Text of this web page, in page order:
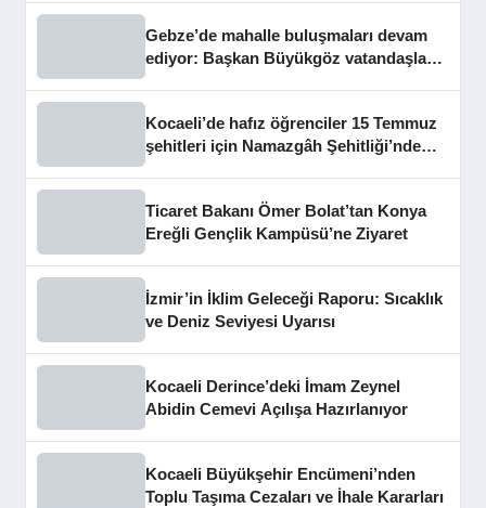
Gebze’de mahalle buluşmaları devam
ediyor: Başkan Büyükgöz vatandaşları
Kocaeli’de hafız öğrenciler 15 Temmuz
şehitleri için Namazgâh Şehitliği’nde
Ticaret Bakanı Ömer Bolat’tan Konya
Ereğli Gençlik Kampüsü’ne Ziyaret
İzmir’in İklim Geleceği Raporu: Sıcaklık
ve Deniz Seviyesi Uyarısı
Kocaeli Derince’deki İmam Zeynel
Abidin Cemevi Açılışa Hazırlanıyor
Kocaeli Büyükşehir Encümeni’nden
Toplu Taşıma Cezaları ve İhale Kararları